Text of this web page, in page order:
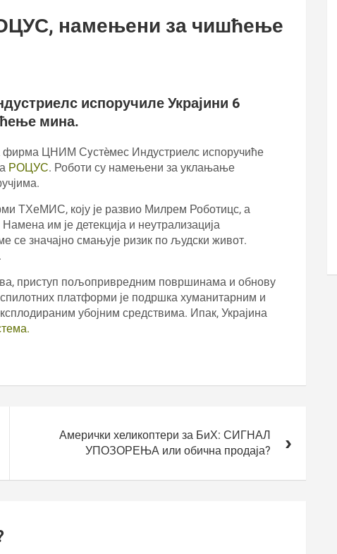
намењени за чишћење
испоручиле Украјини 6
мина.
фирма ЦНИМ Сyстèмес Индустриелс испоручиће
РОЦУС. Роботи су намењени за уклањање
ТХеМИС, коју је развио Милрем Роботицс, а
им је детекција и неутрализација
се значајно смањује ризик по људски живот.
приступ пољопривредним површинама и обнову
платформи је подршка хуманитарним и
убојним средствима. Ипак, Украјина
Амерички хеликоптери за БиХ: СИГНАЛ
УПОЗОРЕЊА или обична продаја?